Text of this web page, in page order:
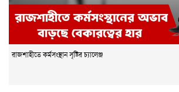
রাজশাহীতে কর্মসংস্থান সৃষ্টির চ্যালেঞ্জ